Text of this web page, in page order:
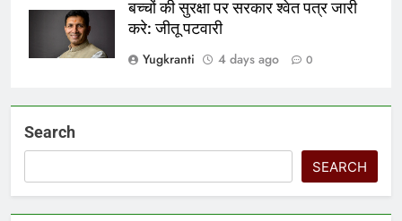
बच्चों की सुरक्षा पर सरकार श्वेत पत्र जारी
करे: जीतू पटवारी
Yugkranti
4 days ago 0
Search
SEARCH